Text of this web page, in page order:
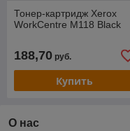
Тонер-картридж Xerox
WorkCentre M118 Black
188,70 руб.
Купить
О нас